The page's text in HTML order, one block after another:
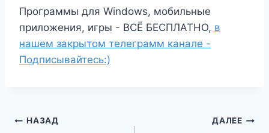
Программы для Windows, мобильные
приложения, игры - ВСЁ БЕСПЛАТНО, в
нашем закрытом телеграмм канале -
Подписывайтесь:)
Навигация
НАЗАД ДАЛЕЕ